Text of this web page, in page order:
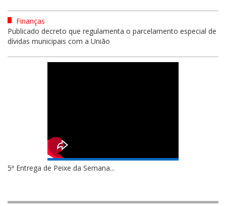
Finanças
Publicado decreto que regulamenta o parcelamento especial de
dívidas municipais com a União
5ª Entrega de Peixe da Semana...